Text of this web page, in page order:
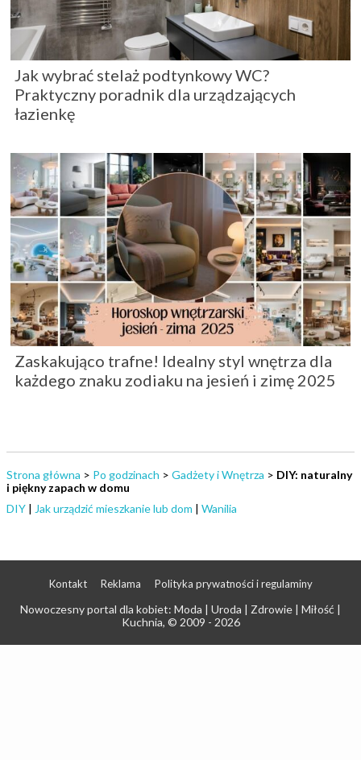
Jak wybrać stelaż podtynkowy WC?
Praktyczny poradnik dla urządzających
łazienkę
Zaskakująco trafne! Idealny styl wnętrza dla
każdego znaku zodiaku na jesień i zimę 2025
Strona główna > Po godzinach > Gadżety i Wnętrza > DIY: naturalny
i piękny zapach w domu
DIY | Jak urządzić mieszkanie lub dom | Wanilia
Kontakt Reklama Polityka prywatności i regulaminy
Nowoczesny portal dla kobiet: Moda | Uroda | Zdrowie | Miłość |
Kuchnia, © 2009 - 2026